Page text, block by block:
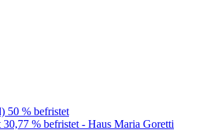
50 % befristet
% befristet - Haus Maria Goretti